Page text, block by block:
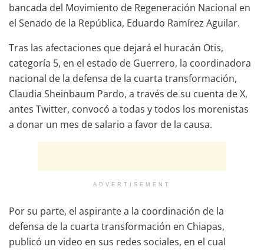
bancada del Movimiento de Regeneración Nacional en
el Senado de la República, Eduardo Ramírez Aguilar.
Tras las afectaciones que dejará el huracán Otis,
categoría 5, en el estado de Guerrero, la coordinadora
nacional de la defensa de la cuarta transformación,
Claudia Sheinbaum Pardo, a través de su cuenta de X,
antes Twitter, convocó a todas y todos los morenistas
a donar un mes de salario a favor de la causa.
ADVERTISEMENT
Por su parte, el aspirante a la coordinación de la
defensa de la cuarta transformación en Chiapas,
publicó un video en sus redes sociales, en el cual